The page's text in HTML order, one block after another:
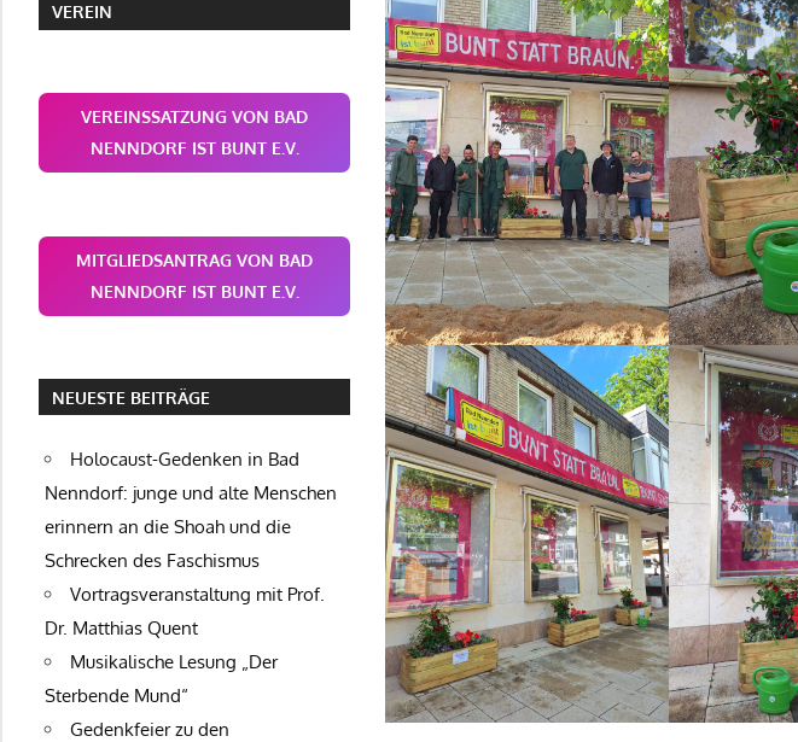
VEREIN
VEREINSSATZUNG VON BAD
NENNDORF IST BUNT E.V.
MITGLIEDSANTRAG VON BAD
NENNDORF IST BUNT E.V.
NEUESTE BEITRÄGE
Holocaust-Gedenken in Bad
Nenndorf: junge und alte Menschen
erinnern an die Shoah und die
Schrecken des Faschismus
Vortragsveranstaltung mit Prof.
Dr. Matthias Quent
Musikalische Lesung „Der
Sterbende Mund“
Gedenkfeier zu den